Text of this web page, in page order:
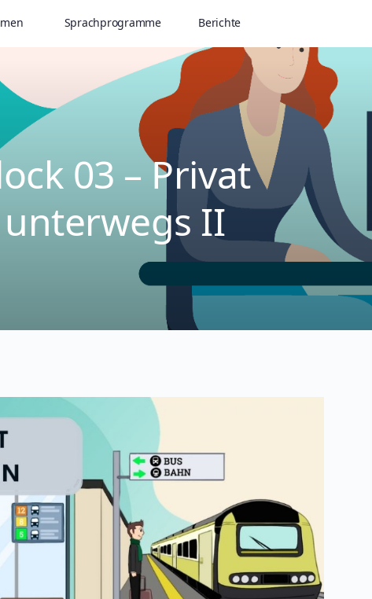
Sprachprogramme Berichte
03 – Privat
II